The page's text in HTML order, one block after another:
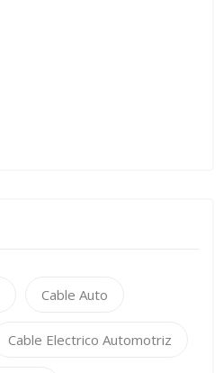
Cable Auto
Cable Electrico Automotriz